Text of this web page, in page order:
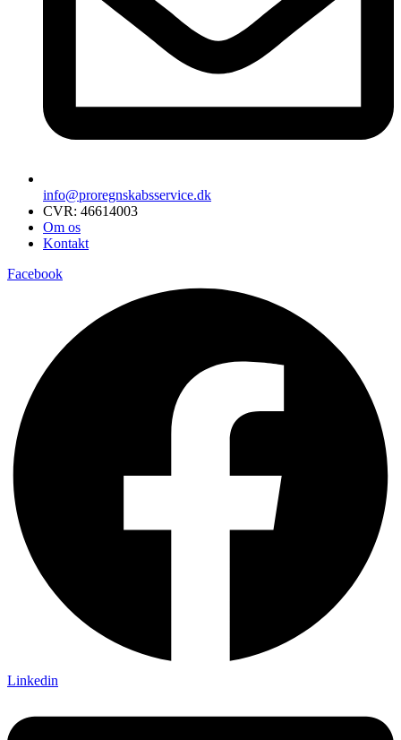
info@proregnskabsservice.dk
CVR: 46614003
Om os
Kontakt
Facebook
Linkedin